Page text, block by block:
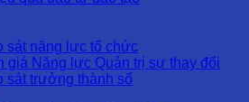
sát năng lực tổ chức
giá Năng lực Quản trị sự thay đổi
sát trưởng thành số